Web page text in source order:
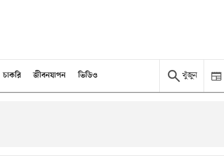
চাকরি জীবনযাপন ভিডিও খুঁজুন